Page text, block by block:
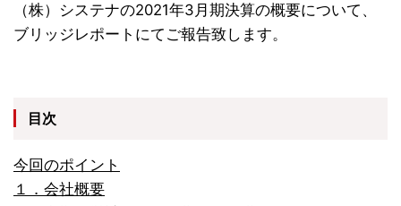
（株）システナの2021年3月期決算の概要について、
ブリッジレポートにてご報告致します。
目次
今回のポイント
１．会社概要